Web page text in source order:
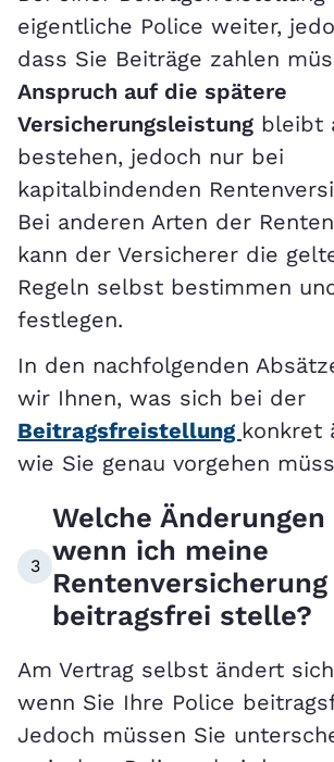
eigentliche Police weiter,
dass Sie Beiträge zahlen
Anspruch auf die spätere
Versicherungsleistung bleibt
bestehen, jedoch nur bei
kapitalbindenden
Bei anderen Arten der
kann der Versicherer die
Regeln selbst bestimmen
festlegen.
In den nachfolgenden
wir Ihnen, was sich bei der
Beitragsfreistellung konkret
wie Sie genau vorgehen
3
Welche
wenn ich meine
Rentenversicherung
beitragsfrei stelle?
Am Vertrag selbst ändert
wenn Sie Ihre Police
Jedoch müssen Sie